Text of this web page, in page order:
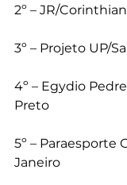
2º – JR/
3º – Projeto UP/
4º – Egydio
Preto
5º – Paraesporte
Janeiro